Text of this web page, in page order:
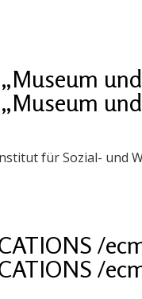
für Sozial- und
/
/